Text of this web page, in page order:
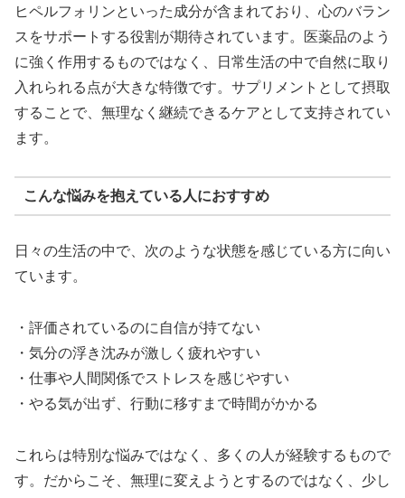
ヒペルフォリンといった成分が含まれており、心のバラン
スをサポートする役割が期待されています。医薬品のよう
に強く作用するものではなく、日常生活の中で自然に取り
入れられる点が大きな特徴です。サプリメントとして摂取
することで、無理なく継続できるケアとして支持されてい
ます。
こんな悩みを抱えている人におすすめ
日々の生活の中で、次のような状態を感じている方に向い
ています。
・評価されているのに自信が持てない
・気分の浮き沈みが激しく疲れやすい
・仕事や人間関係でストレスを感じやすい
・やる気が出ず、行動に移すまで時間がかかる
これらは特別な悩みではなく、多くの人が経験するもので
す。だからこそ、無理に変えようとするのではなく、少し